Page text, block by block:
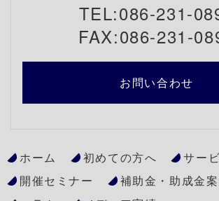
TEL:086-231-
FAX:086-231-
お問い合わせ
ホーム 初めての方へ
サー
開催セミナー
補助金・助成金